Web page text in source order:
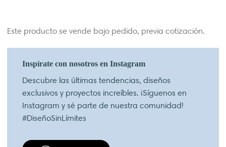
Este producto se vende bajo pedido, previa cotización.
Inspírate con nosotros en Instagram
Descubre las últimas tendencias, diseños
exclusivos y proyectos increíbles. ¡Síguenos en
Instagram y sé parte de nuestra comunidad!
#DiseñoSinLímites